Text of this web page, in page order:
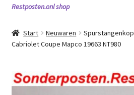
Impressum
Kasse
Restposten.onl shop
Start Neuwaren
Cabriolet Coupe Mapco 19663 NT980